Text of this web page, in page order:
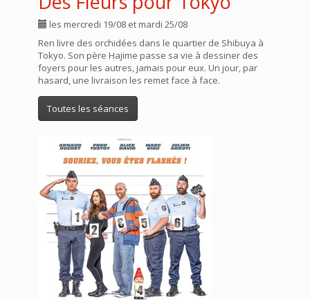
les mercredi 19/08 et mardi 25/08
Ren livre des orchidées dans le quartier de Shibuya à
Tokyo. Son père Hajime passe sa vie à dessiner des
foyers pour les autres, jamais pour eux. Un jour, par
hasard, une livraison les remet face à face.
Toutes les séances